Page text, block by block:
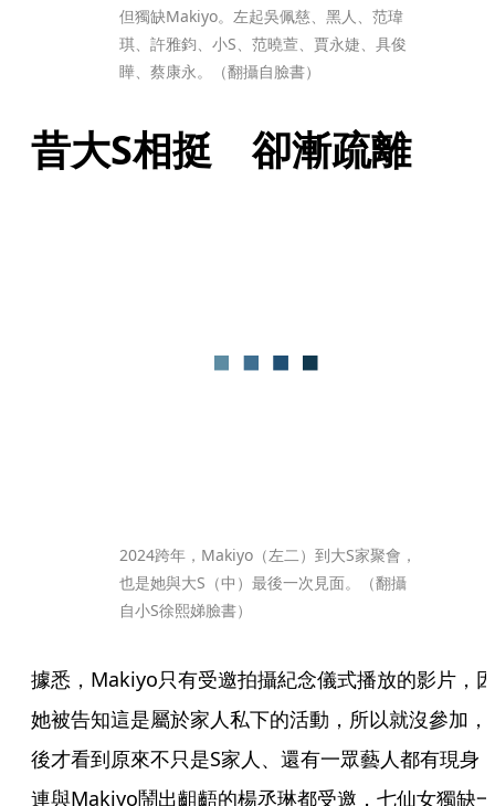
但獨缺Makiyo。左起吳佩慈、黑人、范瑋
琪、許雅鈞、小S、范曉萱、賈永婕、具俊
瞱、蔡康永。（翻攝自臉書）
昔大S相挺　卻漸疏離
2024跨年，Makiyo（左二）到大S家聚會，
也是她與大S（中）最後一次見面。（翻攝
自小S徐熙娣臉書）
據悉，Makiyo只有受邀拍攝紀念儀式播放的影片，因
她被告知這是屬於家人私下的活動，所以就沒參加，
後才看到原來不只是S家人、還有一眾藝人都有現身
連與Makiyo鬧出齟齬的楊丞琳都受邀，七仙女獨缺一